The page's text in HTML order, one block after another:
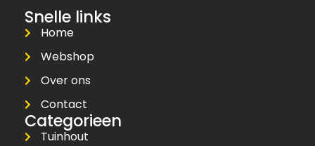
Snelle links
Home
Webshop
Over ons
Contact
Categorieen
Tuinhout